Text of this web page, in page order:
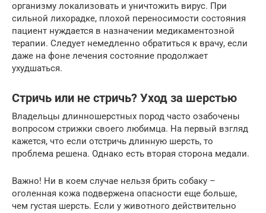
организму локализовать и уничтожить вирус. При
сильной лихорадке, плохой переносимости состояния
пациент нуждается в назначении медикаментозной
терапии. Следует немедленно обратиться к врачу, если
даже на фоне лечения состояние продолжает
ухудшаться.
Стричь или не стричь? Уход за шерстью
Владельцы длинношерстных пород часто озабочены
вопросом стрижки своего любимца. На первый взгляд
кажется, что если отстричь длинную шерсть, то
проблема решена. Однако есть вторая сторона медали.
Важно! Ни в коем случае нельзя брить собаку –
оголенная кожа подвержена опасности еще больше,
чем густая шерсть. Если у животного действительно